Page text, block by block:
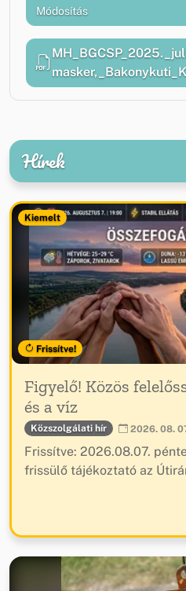
Módosítás
Hírek
Kiemelt
Frissítve!
Figyelő! Közös
és a víz
Közszolgálati hír 2026. 08.
Frissítve: 2026.08.07.
frissülő tájékoztató az